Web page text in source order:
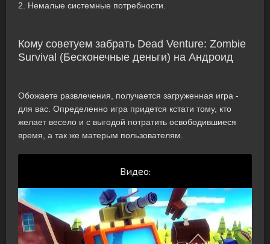
2. Немалые системные потребности.
Кому советуем забрать Dead Venture: Zombie
Survival (Бесконечные деньги) на Андроид
Обожаете развлечения, получается загруженная игра -
для вас. Определенно игра придется кстати тому, кто
желает весело и с выгодой потратить освободившиеся
время, а так же матерым пользователям.
Видео: